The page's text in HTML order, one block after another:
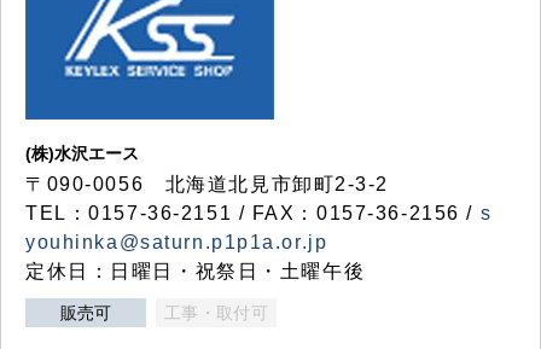
(株)水沢エース
〒090-0056 北海道北見市卸町2-3-2
TEL：0157-36-2151 / FAX：0157-36-2156 / s
youhinka@saturn.p1p1a.or.jp
定休日：日曜日・祝祭日・土曜午後
販売可 工事・取付可